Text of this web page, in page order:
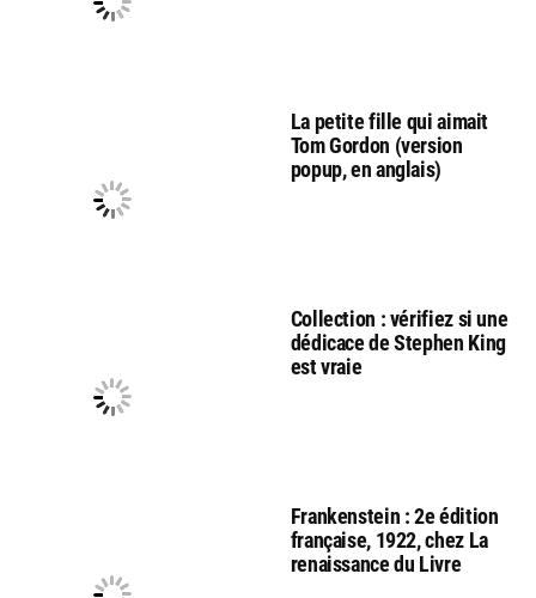
La petite fille qui aimait
Tom Gordon (version
popup, en anglais)
Collection : vérifiez si une
dédicace de Stephen King
est vraie
Frankenstein : 2e édition
française, 1922, chez La
renaissance du Livre